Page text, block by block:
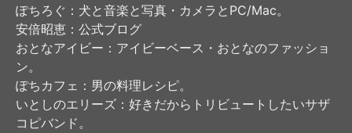
ぽちろぐ ：犬と音楽と写真・カメラとPC/Mac。
安倍昭恵 ：公式ブログ
おとなアイビー ：アイビーベース・おとなのファッショ
ン。
ぽちカフェ ：男の料理レシピ。
いとしのエリーズ ：好きだからトリビュートしたいサザ
コピバンド。